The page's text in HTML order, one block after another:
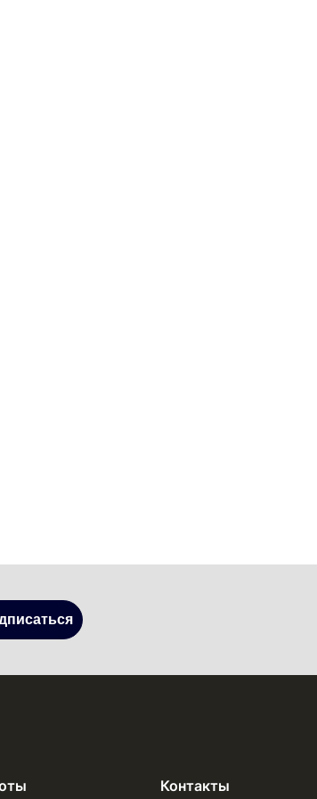
Контакты